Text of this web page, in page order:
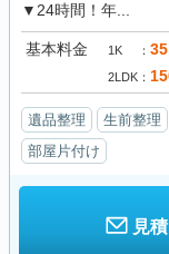
▼24時間！年...
基本料金 1K
2LDK
遺品整理 生前整理
部屋片付け
見